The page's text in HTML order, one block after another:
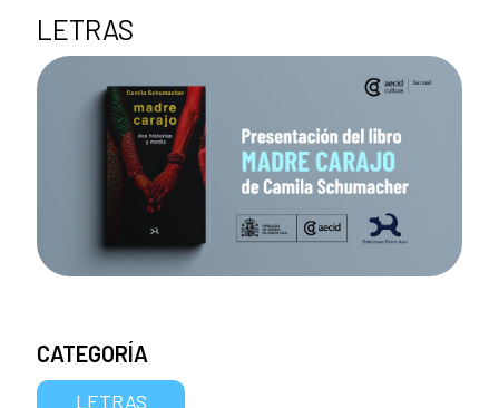
LETRAS
CATEGORÍA
LETRAS